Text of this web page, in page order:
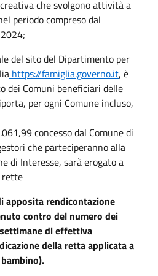
che svolgono attività a
periodo compreso dal
del sito del Dipartimento per
https://famiglia.governo.it, è
dei Comuni beneficiari delle
per ogni Comune incluso,
concesso dal Comune di
che parteciperanno alla
di Interesse, sarà erogato a
rette
apposita rendicontazione
contro del numero dei
di effettiva
della retta applicata a